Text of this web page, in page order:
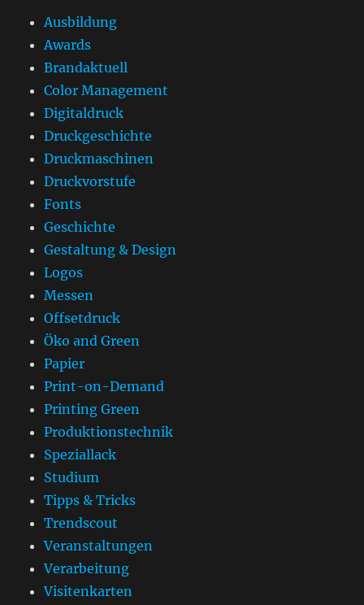
Ausbildung
Awards
Brandaktuell
Color Management
Digitaldruck
Druckgeschichte
Druckmaschinen
Druckvorstufe
Fonts
Geschichte
Gestaltung & Design
Logos
Messen
Offsetdruck
Öko and Green
Papier
Print-on-Demand
Printing Green
Produktionstechnik
Speziallack
Studium
Tipps & Tricks
Trendscout
Veranstaltungen
Verarbeitung
Visitenkarten